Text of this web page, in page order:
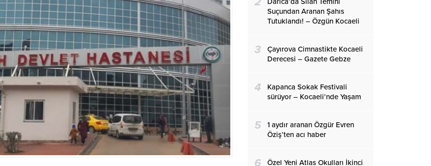
Suçundan Aranan Şahıs
Tutuklandı! – Özgün Kocaeli
3
Çayırova Cimnastikte Kocaeli
Derecesi – Gazete Gebze
4
Kapanca Sokak Festivali
sürüyor – Kocaeli’nde Yaşam
5
1 aydır aranan Özgür Evren
Öziş’ten acı haber
6
Özel Yeni Atlas Okulları İkinci